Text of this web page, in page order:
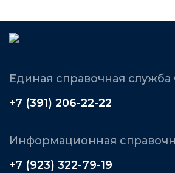
Единая справочная
+7 (391) 206-22-22
Информационная
+7 (923) 322-79-19